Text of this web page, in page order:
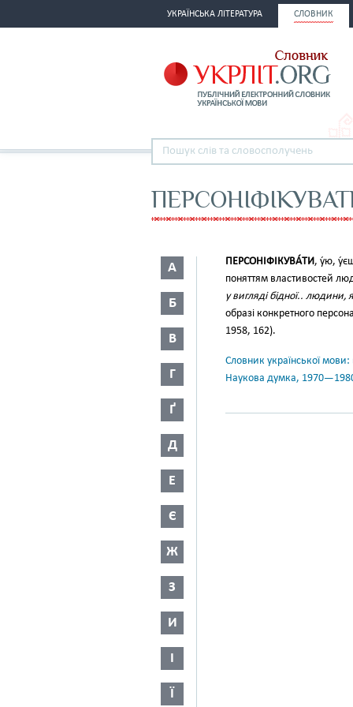
УКРАЇНСЬКА ЛІТЕРАТУРА СЛОВНИК
А
Б
В
Г
Ґ
Д
Е
Є
Ж
З
И
І
Ї
ПЕРСОНІФІКУВА́ТИ, у́ю,
поняттям властивостей
у вигляді бідної.. людини,
образі конкретного
1958, 162).
Словник української
Наукова думка,